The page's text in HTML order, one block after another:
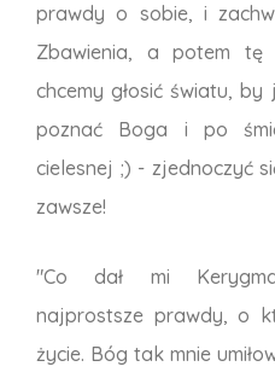
prawdy o sobie, i
Zbawienia, a potem tę
chcemy głosić światu,
poznać Boga i po
cielesnej ;) - zjednoczyć
zawsze!
"Co dał mi
najprostsze prawdy, o
życie. Bóg tak mnie